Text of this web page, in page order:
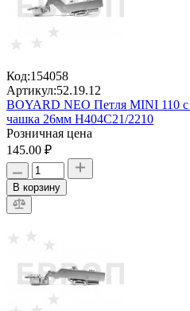
Код:154058
Артикул:52.19.12
BOYARD NEO Петля MINI 110 с
чашка 26мм H404C21/2210
Розничная цена
145.00 ₽
В корзину